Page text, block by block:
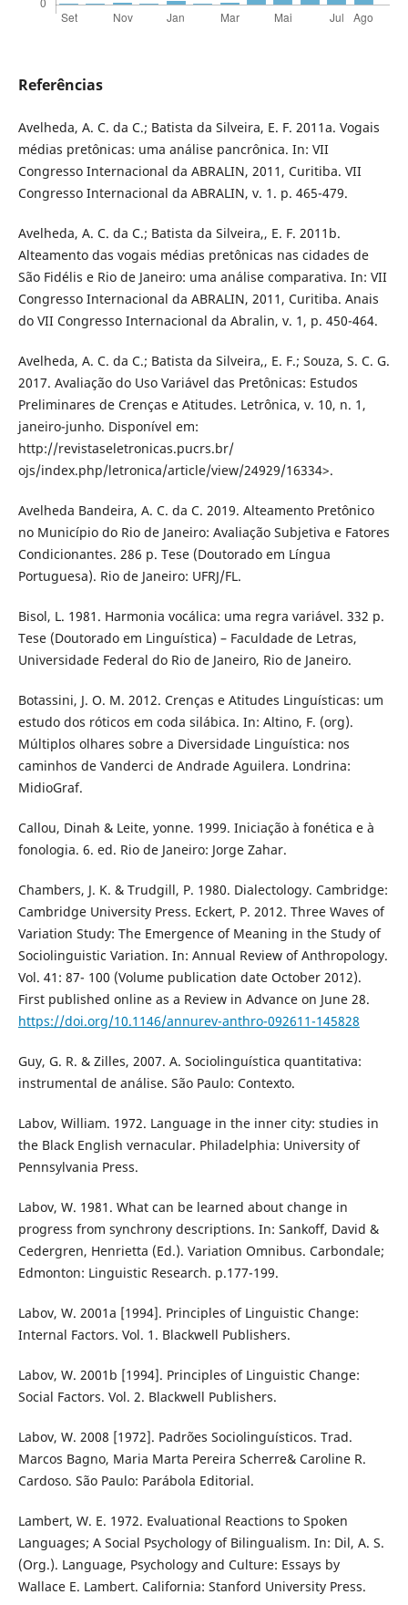
Referências
Avelheda, A. C. da C.; Batista da Silveira, E. F. 2011a. Vogais
médias pretônicas: uma análise pancrônica. In: VII
Congresso Internacional da ABRALIN, 2011, Curitiba. VII
Congresso Internacional da ABRALIN, v. 1. p. 465-479.
Avelheda, A. C. da C.; Batista da Silveira,, E. F. 2011b.
Alteamento das vogais médias pretônicas nas cidades de
São Fidélis e Rio de Janeiro: uma análise comparativa. In: VII
Congresso Internacional da ABRALIN, 2011, Curitiba. Anais
do VII Congresso Internacional da Abralin, v. 1, p. 450-464.
Avelheda, A. C. da C.; Batista da Silveira,, E. F.; Souza, S. C. G.
2017. Avaliação do Uso Variável das Pretônicas: Estudos
Preliminares de Crenças e Atitudes. Letrônica, v. 10, n. 1,
janeiro-junho. Disponível em:
http://revistaseletronicas.pucrs.br/
ojs/index.php/letronica/article/view/24929/16334>.
Avelheda Bandeira, A. C. da C. 2019. Alteamento Pretônico
no Município do Rio de Janeiro: Avaliação Subjetiva e Fatores
Condicionantes. 286 p. Tese (Doutorado em Língua
Portuguesa). Rio de Janeiro: UFRJ/FL.
Bisol, L. 1981. Harmonia vocálica: uma regra variável. 332 p.
Tese (Doutorado em Linguística) – Faculdade de Letras,
Universidade Federal do Rio de Janeiro, Rio de Janeiro.
Botassini, J. O. M. 2012. Crenças e Atitudes Linguísticas: um
estudo dos róticos em coda silábica. In: Altino, F. (org).
Múltiplos olhares sobre a Diversidade Linguística: nos
caminhos de Vanderci de Andrade Aguilera. Londrina:
MidioGraf.
Callou, Dinah & Leite, yonne. 1999. Iniciação à fonética e à
fonologia. 6. ed. Rio de Janeiro: Jorge Zahar.
Chambers, J. K. & Trudgill, P. 1980. Dialectology. Cambridge:
Cambridge University Press. Eckert, P. 2012. Three Waves of
Variation Study: The Emergence of Meaning in the Study of
Sociolinguistic Variation. In: Annual Review of Anthropology.
Vol. 41: 87- 100 (Volume publication date October 2012).
First published online as a Review in Advance on June 28.
https://doi.org/10.1146/annurev-anthro-092611-145828
Guy, G. R. & Zilles, 2007. A. Sociolinguística quantitativa:
instrumental de análise. São Paulo: Contexto.
Labov, William. 1972. Language in the inner city: studies in
the Black English vernacular. Philadelphia: University of
Pennsylvania Press.
Labov, W. 1981. What can be learned about change in
progress from synchrony descriptions. In: Sankoff, David &
Cedergren, Henrietta (Ed.). Variation Omnibus. Carbondale;
Edmonton: Linguistic Research. p.177-199.
Labov, W. 2001a [1994]. Principles of Linguistic Change:
Internal Factors. Vol. 1. Blackwell Publishers.
Labov, W. 2001b [1994]. Principles of Linguistic Change:
Social Factors. Vol. 2. Blackwell Publishers.
Labov, W. 2008 [1972]. Padrões Sociolinguísticos. Trad.
Marcos Bagno, Maria Marta Pereira Scherre& Caroline R.
Cardoso. São Paulo: Parábola Editorial.
Lambert, W. E. 1972. Evaluational Reactions to Spoken
Languages; A Social Psychology of Bilingualism. In: Dil, A. S.
(Org.). Language, Psychology and Culture: Essays by
Wallace E. Lambert. California: Stanford University Press.